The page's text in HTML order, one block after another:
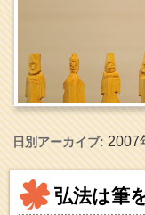
日別アーカイブ:2007
弘法は筆